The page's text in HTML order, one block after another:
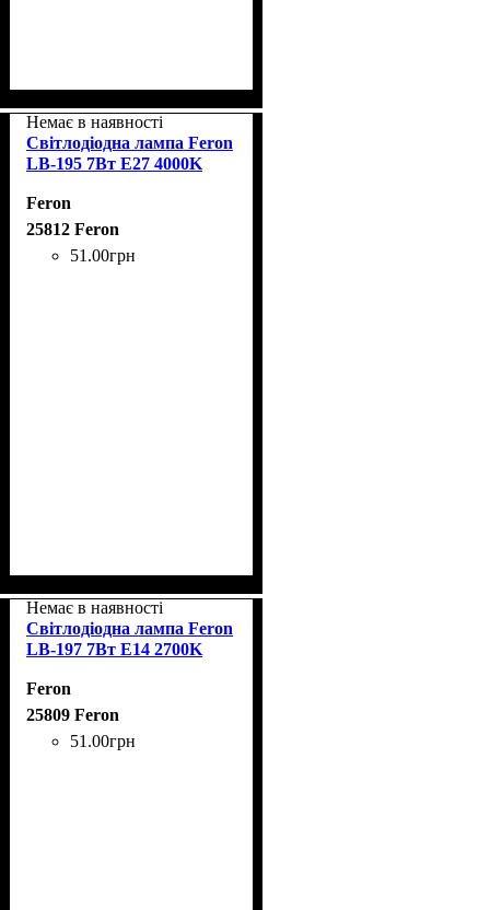
Немає в наявності
Світлодіодна лампа Feron
LB-195 7Вт E27 4000K
Feron
25812 Feron
51 .00грн
Немає в наявності
Світлодіодна лампа Feron
LB-197 7Вт E14 2700K
Feron
25809 Feron
51 .00грн